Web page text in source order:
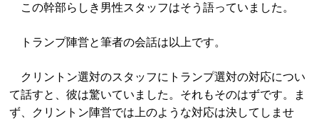
この幹部らしき男性スタッフはそう語っていました。
トランプ陣営と筆者の会話は以上です。
クリントン選対のスタッフにトランプ選対の対応につい
て話すと、彼は驚いていました。それもそのはずです。ま
ず、クリントン陣営では上のような対応は決してしませ